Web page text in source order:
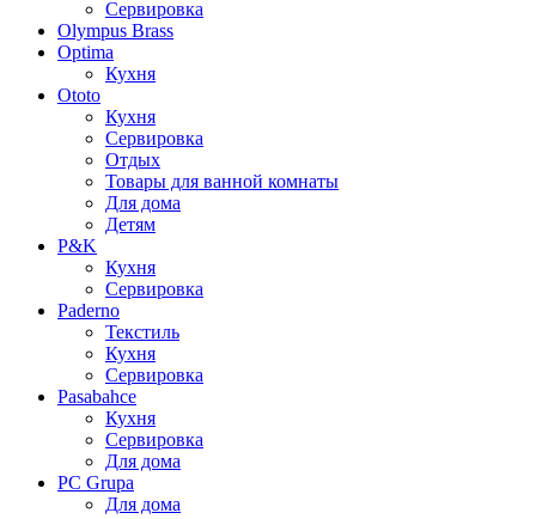
Сервировка
Olympus Brass
Optima
Кухня
Ototo
Кухня
Сервировка
Отдых
Товары для ванной комнаты
Для дома
Детям
P&K
Кухня
Сервировка
Paderno
Текстиль
Кухня
Сервировка
Pasabahce
Кухня
Сервировка
Для дома
PC Grupa
Для дома